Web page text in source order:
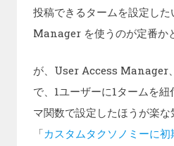
投稿できるタームを設定し
Manager を使うのが定番か
が、User Access Manager
で、1ユーザーに1タームを
マ関数で設定したほうが楽な
「カスタムタクソノミーに初